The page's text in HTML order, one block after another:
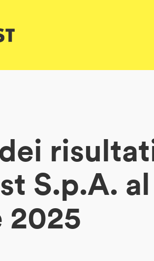
S.p.A. al
2025